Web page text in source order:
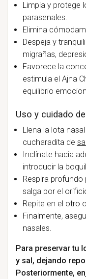
Limpia y protege
parasenales.
Elimina
Despeja y
migrañas,
Favorece la
estimula el Ajna
equilibrio
Uso y cuidado
Llena la lota
cucharadita de
Inclínate hacia
introducir la
Respira
salga por el
Repite en el otro
Finalmente,
nasales.
Para preservar tu
y sal, dejando
Posteriormente,